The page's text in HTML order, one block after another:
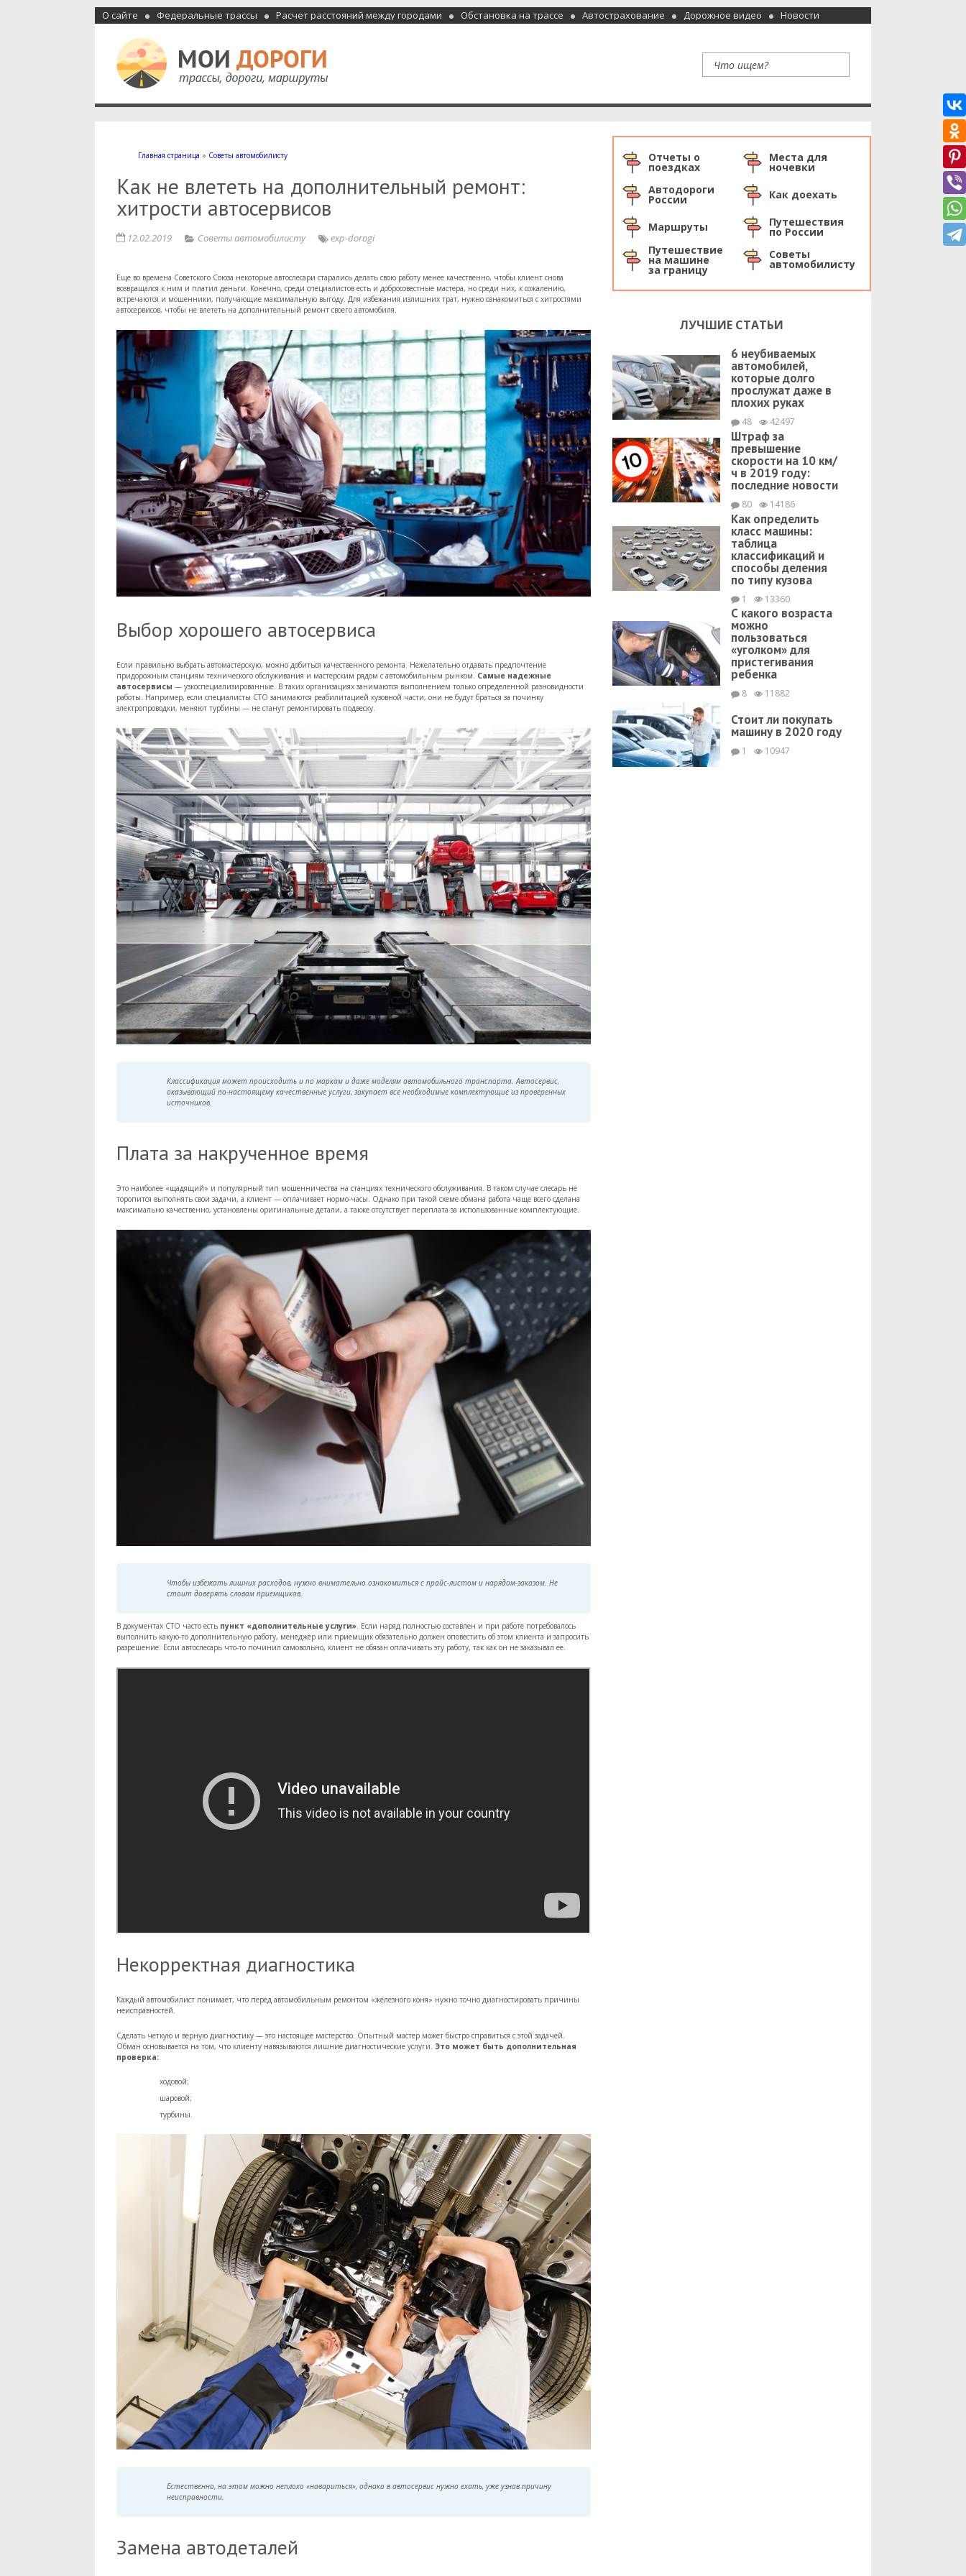
О сайте Федеральные трассы Расчет расстояний между городами Обстановка на трассе Автострахование Дорожное видео Новости
Мои дороги
Как доехать, автомобильные дороги и трассы России, мотели и гостиницы
Главная страница » Советы автомобилисту
Как не влететь на дополнительный ремонт:
хитрости автосервисов
12.02.2019 Советы автомобилисту exp-dorogi
Еще во времена Советского Союза некоторые автослесари старались делать свою работу менее качественно, чтобы клиент снова
возвращался к ним и платил деньги. Конечно, среди специалистов есть и добросовестные мастера, но среди них, к сожалению,
встречаются и мошенники, получающие максимальную выгоду. Для избежания излишних трат, нужно ознакомиться с хитростями
автосервисов, чтобы не влететь на дополнительный ремонт своего автомобиля.
Выбор хорошего автосервиса
Если правильно выбрать автомастерскую, можно добиться качественного ремонта. Нежелательно отдавать предпочтение
придорожным станциям технического обслуживания и мастерским рядом с автомобильным рынком. Самые надежные
автосервисы — узкоспециализированные. В таких организациях занимаются выполнением только определенной разновидности
работы. Например, если специалисты СТО занимаются реабилитацией кузовной части, они не будут браться за починку
электропроводки, меняют турбины — не станут ремонтировать подвеску.
Классификация может происходить и по маркам и даже моделям автомобильного транспорта. Автосервис,
оказывающий по-настоящему качественные услуги, закупает все необходимые комплектующие из проверенных
источников.
Плата за накрученное время
Это наиболее «щадящий» и популярный тип мошенничества на станциях технического обслуживания. В таком случае слесарь не
торопится выполнять свои задачи, а клиент — оплачивает нормо-часы. Однако при такой схеме обмана работа чаще всего сделана
максимально качественно, установлены оригинальные детали, а также отсутствует переплата за использованные комплектующие.
Чтобы избежать лишних расходов, нужно внимательно ознакомиться с прайс-листом и нарядом-заказом. Не
стоит доверять словам приемщиков.
В документах СТО часто есть пункт «дополнительные услуги» . Если наряд полностью составлен и при работе потребовалось
выполнить какую-то дополнительную работу, менеджер или приемщик обязательно должен оповестить об этом клиента и запросить
разрешение. Если автослесарь что-то починил самовольно, клиент не обязан оплачивать эту работу, так как он не заказывал ее.
Некорректная диагностика
Каждый автомобилист понимает, что перед автомобильным ремонтом «железного коня» нужно точно диагностировать причины
неисправностей.
Сделать четкую и верную диагностику — это настоящее мастерство. Опытный мастер может быстро справиться с этой задачей.
Обман основывается на том, что клиенту навязываются лишние диагностические услуги. Это может быть дополнительная
проверка:
ходовой;
шаровой;
турбины.
Естественно, на этом можно неплохо «навариться», однако в автосервис нужно ехать, уже узнав причину
неисправности.
Замена автодеталей
Отчеты о
поездках
Места для
ночевки
Автодороги
России Как доехать
Маршруты Путешествия
по России
Путешествие
на машине
за границу
Советы
автомобилисту
ЛУЧШИЕ СТАТЬИ
6 неубиваемых
автомобилей,
которые долго
прослужат даже в
плохих руках
48 42497
Штраф за
превышение
скорости на 10 км/
ч в 2019 году:
последние новости
80 14186
Как определить
класс машины:
таблица
классификаций и
способы деления
по типу кузова
1 13360
С какого возраста
можно
пользоваться
«уголком» для
пристегивания
ребенка
8 11882
Стоит ли покупать
машину в 2020 году
1 10947